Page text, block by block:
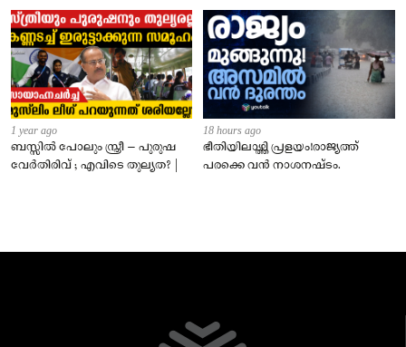
1 year ago
ബസ്സിൽ പോലും സ്ത്രീ – പുരുഷ
വേർതിരിവ് ; എവിടെ തുല്യത? |
18 hours ago
ഭീതിയിലാഴ്ത്തി പ്രളയം!രാജ്യത്ത്
പരക്കെ വൻ നാശനഷ്ടം.